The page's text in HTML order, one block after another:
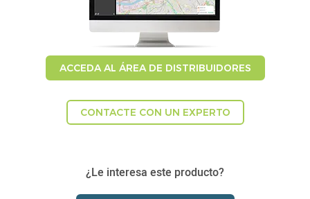
ACCEDA AL ÁREA DE DISTRIBUIDORES
CONTACTE CON UN EXPERTO
¿Le interesa este producto?